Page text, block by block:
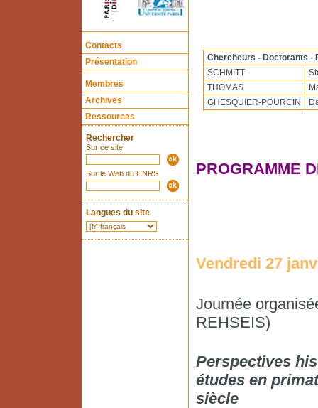
Contacts
Présentation
Membres
Archives
Ressources
Rechercher
Sur ce site
Sur le Web du CNRS
Langues du site
Chercheurs - Doctorants -
SCHMITT
THOMAS
GHESQUIER-POURCIN
PROGRAMME
Vendredi 27
Journée
REHSEIS)
Perspectives
études en
siècle